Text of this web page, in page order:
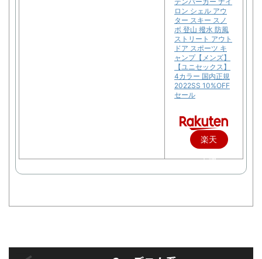
ロン シェル アウ
ター スキー スノ
ボ 登山 撥水 防風
ストリート アウト
ドア スポーツ キ
ャンプ【メンズ】
【ユニセックス】
4カラー 国内正規
2022SS 10%OFF
セール
楽天
で購
入